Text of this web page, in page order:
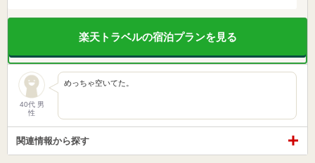
楽天トラベルの宿泊プランを見る
40代 男
性
めっちゃ空いてた。
関連情報から探す